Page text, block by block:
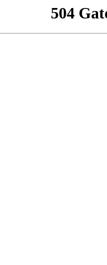
504